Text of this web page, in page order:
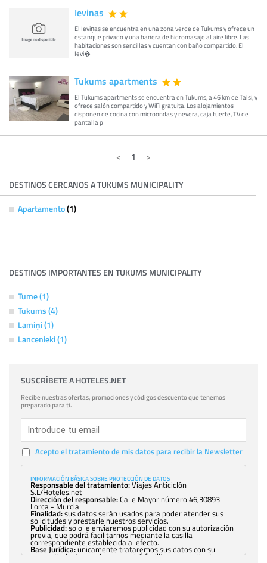
Ievinas
El Ieviņas se encuentra en una zona verde de Tukums y ofrece un
estanque privado y una bañera de hidromasaje al aire libre. Las
habitaciones son sencillas y cuentan con baño compartido. El
Ievi�
Tukums apartments
El Tukums apartments se encuentra en Tukums, a 46 km de Talsi, y
ofrece salón compartido y WiFi gratuita. Los alojamientos
disponen de cocina con microondas y nevera, caja fuerte, TV de
pantalla p
1
DESTINOS CERCANOS A TUKUMS MUNICIPALITY
Apartamento(1)
DESTINOS IMPORTANTES EN TUKUMS MUNICIPALITY
Tume (1)
Tukums (4)
Lamiņi (1)
Lancenieki (1)
SUSCRÍBETE A HOTELES.NET
Recibe nuestras ofertas, promociones y códigos descuento que tenemos
preparado para ti.
Acepto el tratamiento de mis datos para recibir la Newsletter
INFORMACIÓN BÁSICA SOBRE PROTECCIÓN DE DATOS
Responsable del tratamiento:Viajes Anticiclón
S.L/Hoteles.net
Dirección del responsable:Calle Mayor número 46,30893
Lorca - Murcia
Finalidad:sus datos serán usados para poder atender sus
solicitudes y prestarle nuestros servicios.
Publicidad:solo le enviaremos publicidad con su autorización
previa, que podrá facilitarnos mediante la casilla
correspondiente establecida al efecto.
Base Jurídica:únicamente trataremos sus datos con su
consentimiento previo, que podrá facilitarnos mediante la